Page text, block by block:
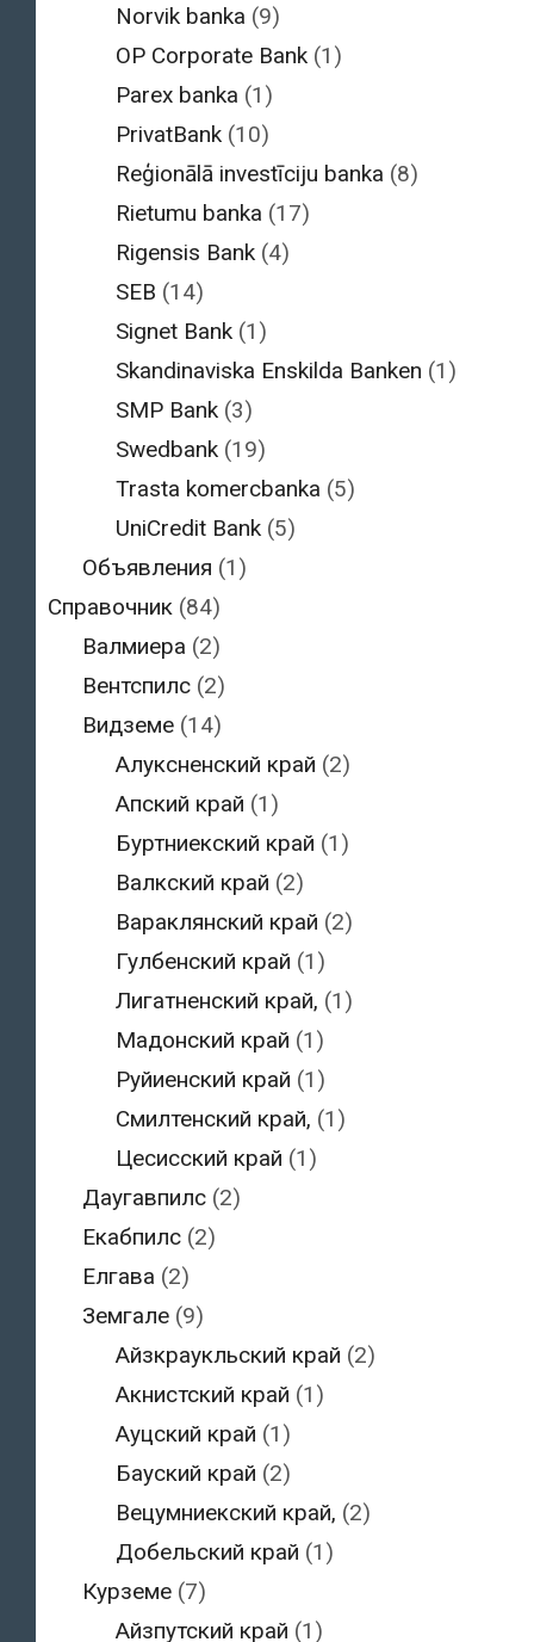
Norvik banka (9)
OP Corporate Bank (1)
Parex banka (1)
PrivatBank (10)
Reģionālā investīciju banka (8)
Rietumu banka (17)
Rigensis Bank (4)
SEB (14)
Signet Bank (1)
Skandinaviska Enskilda Banken (1)
SMP Bank (3)
Swedbank (19)
Trasta komercbanka (5)
UniCredit Bank (5)
Объявления (1)
Справочник (84)
Валмиера (2)
Вентспилс(2)
Видземе(14)
Алуксненский край (2)
Апский край (1)
Буртниекский край (1)
Валкский край (2)
Вараклянский край (2)
Гулбенский край (1)
Лигатненский край, (1)
Мадонский край (1)
Руйиенский край (1)
Смилтенский край, (1)
Цесисский край (1)
Даугавпилс(2)
Екабпилс(2)
Елгава (2)
Земгале(9)
Айзкраукльский край (2)
Акнистский край (1)
Ауцский край (1)
Бауский край (2)
Вецумниекский край, (2)
Добельский край (1)
Курземе(7)
Айзпутский край (1)